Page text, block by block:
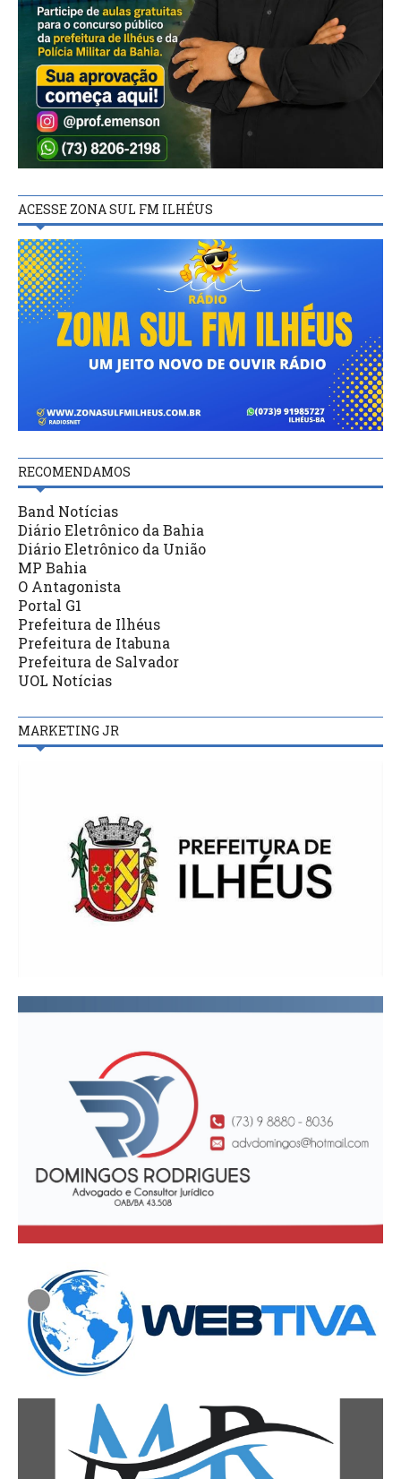
ACESSE ZONA SUL FM ILHÉUS
RECOMENDAMOS
Band Notícias
Diário Eletrônico da Bahia
Diário Eletrônico da União
MP Bahia
O Antagonista
Portal G1
Prefeitura de Ilhéus
Prefeitura de Itabuna
Prefeitura de Salvador
UOL Notícias
MARKETING JR